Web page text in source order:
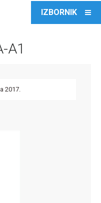
A1
2017.